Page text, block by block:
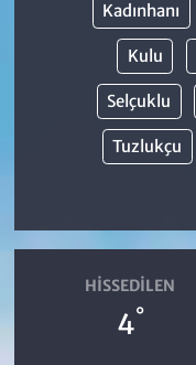
Kadınhanı
Kulu
Selçuklu
Tuzlukçu
HISSEDILEN
4°